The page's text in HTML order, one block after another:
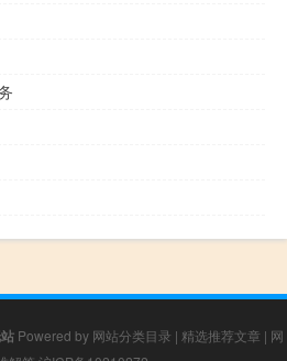
Powered by 网站分类目录 | 精选推荐文章 | 网